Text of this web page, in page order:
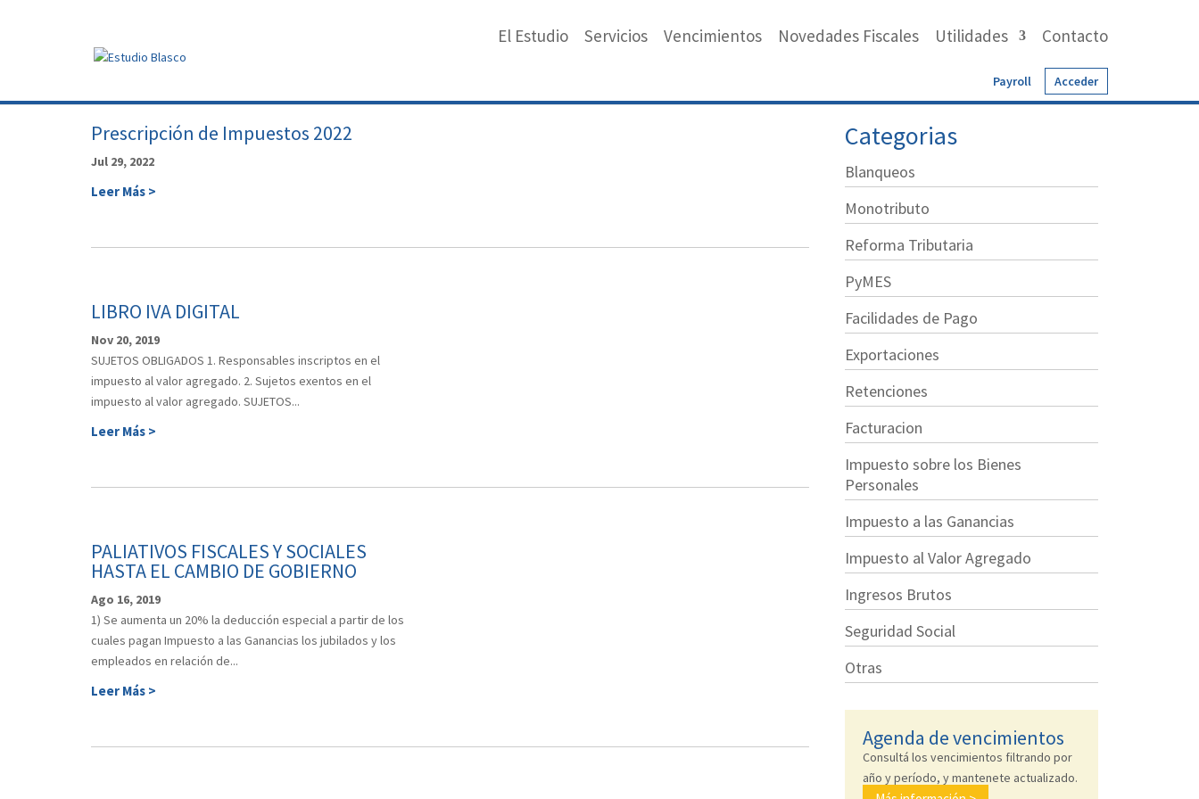
El Estudio Servicios Vencimientos Novedades Fiscales Utilidades Contacto
Payroll Acceder
Prescripción de Impuestos 2022
Jul 29, 2022
Leer Más >
LIBRO IVA DIGITAL
Nov 20, 2019
SUJETOS OBLIGADOS 1. Responsables inscriptos en el
impuesto al valor agregado. 2. Sujetos exentos en el
impuesto al valor agregado. SUJETOS...
Leer Más >
PALIATIVOS FISCALES Y SOCIALES
HASTA EL CAMBIO DE GOBIERNO
Ago 16, 2019
1) Se aumenta un 20% la deducción especial a partir de los
cuales pagan Impuesto a las Ganancias los jubilados y los
empleados en relación de...
Leer Más >
Categorias
Blanqueos
Monotributo
Reforma Tributaria
PyMES
Facilidades de Pago
Exportaciones
Retenciones
Facturacion
Impuesto sobre los Bienes
Personales
Impuesto a las Ganancias
Impuesto al Valor Agregado
Ingresos Brutos
Seguridad Social
Otras
Agenda de vencimientos
Consultá los vencimientos filtrando por
año y período, y mantenete actualizado.